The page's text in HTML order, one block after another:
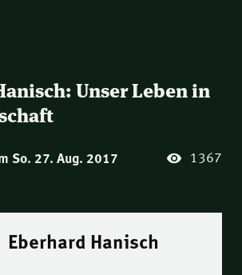
Unser Leben in
So. 27. Aug. 2017 1367
Eberhard Hanisch